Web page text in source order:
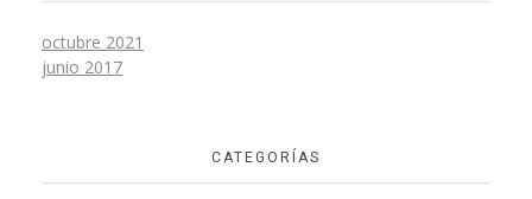
octubre 2021
junio 2017
CATEGORÍAS